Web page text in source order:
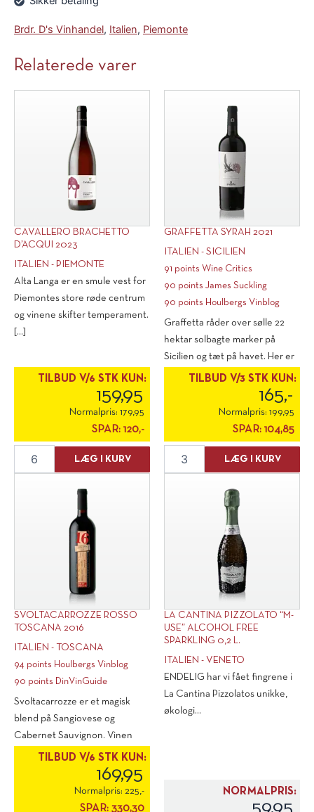
Brdr. D's Vinhandel, Italien, Piemonte
Relaterede varer
CAVALLERO BRACHETTO
D’ACQUI 2023
ITALIEN - PIEMONTE
Alta Langa er en smule vest for
Piemontes store røde centrum
og vinene skifter temperament.
[...]
TILBUD V/6 STK KUN:
159,95
Normalpris: 179,95
SPAR: 120,-
Cavallero
Brachetto
LÆG I KURV
GRAFFETTA SYRAH 2021
ITALIEN - SICILIEN
91 points Wine Critics
90 points James Suckling
90 points Houlbergs Vinblog
Graffetta råder over sølle 22
hektar solbagte marker på
Sicilien og tæt på havet. Her er
TILBUD V/3 STK KUN:
165,-
Normalpris: 199,95
SPAR: 104,85
Syrah
LÆG I KURV
SVOLTACARROZZE ROSSO
TOSCANA 2016
ITALIEN - TOSCANA
94 points Houlbergs Vinblog
90 points DinVinGuide
Svoltacarrozze er et magisk
blend på Sangiovese og
Cabernet Sauvignon. Vinen
manipuleres ikke [...]
TILBUD V/6 STK KUN:
169,95
Normalpris: 225,-
SPAR: 330,30
LA CANTINA PIZZOLATO “M-
USE” ALCOHOL FREE
SPARKLING 0,2 L.
ITALIEN - VENETO
ENDELIG har vi fået fingrene i
La Cantina Pizzolatos unikke,
økologi...
NORMALPRIS: